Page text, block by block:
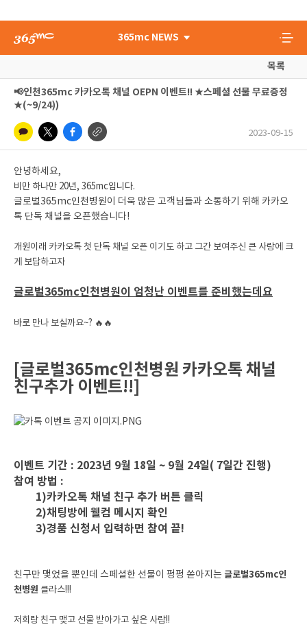
365mc NEWS
목록
📢인천365mc 카카오톡 채널 OEPN 이벤트!! ★스페셜 선물 무료증정
★(~9/24))
2023-09-15
안녕하세요,
비만 하나만 20년, 365mc입니다.
글로벌365mc인천병원이 더욱 많은 고객님들과 소통하기 위해 카카오
톡 단독 채널을 오픈했습니다!
개원이래 카카오톡 첫 단독 채널 오픈 이기도 하고 그간 보여주신 큰 사랑에 크
게 보답하고자
글로벌365mc인천병원이 엄청난 이벤트를 준비했는데요
바로 만나 보실까요~? 🔥 🔥
[글로벌365mc인천병원 카카오톡 채널
친구추가 이벤트!!]
이벤트 기간 : 2023년 9월 18일 ~ 9월 24일( 7일간 진행)
참여 방법 :
1)카카오톡 채널 친구 추가 버튼 클릭
2)채팅방에 웰컴 메시지 확인
3)경품 신청서 입력하면 참여 끝!
친구만 맺었을 뿐인데 스페셜한 선물이 펑펑 쏟아지는 글로벌365mc인
천병원 클라스!!!
저희랑 친구 맺고 선물 받아가고 싶은 사람!!